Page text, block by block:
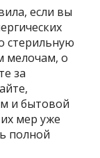
если вы
стерильную
мелочам, о
за
и бытовой
мер уже
полной